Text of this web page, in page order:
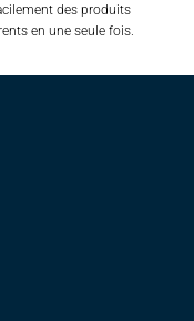
des produits
en une seule fois.